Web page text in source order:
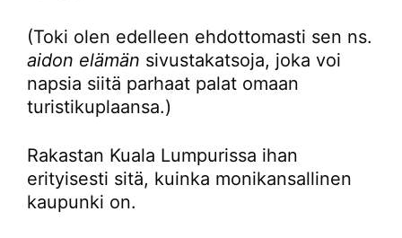
(Toki olen edelleen ehdottomasti sen ns.
aidon elämän sivustakatsoja, joka voi
napsia siitä parhaat palat omaan
turistikuplaansa.)
Rakastan Kuala Lumpurissa ihan
erityisesti sitä, kuinka monikansallinen
kaupunki on.